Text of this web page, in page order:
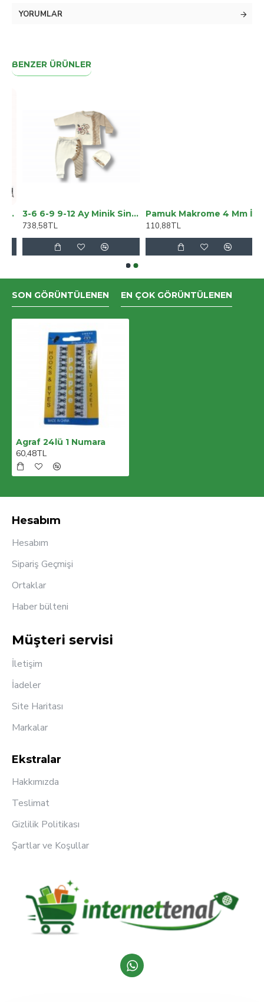
YORUMLAR
BENZER ÜRÜNLER
3-6 6-9 9-12 Ay Minik Sincap Nakışlı Şapkalı Uzun Kollu Sweatli 3lü Kız Bebek Takımı
738,58TL
Pamuk Makrome 4 Mm İp Beyaz
110,88TL
SON GÖRÜNTÜLENEN EN ÇOK GÖRÜNTÜLENEN
Agraf 24lü 1 Numara
60,48TL
Hesabım
Hesabım
Sipariş Geçmişi
Ortaklar
Haber bülteni
Müşteri servisi
İletişim
İadeler
Site Haritası
Markalar
Ekstralar
Hakkımızda
Teslimat
Gizlilik Politikası
Şartlar ve Koşullar